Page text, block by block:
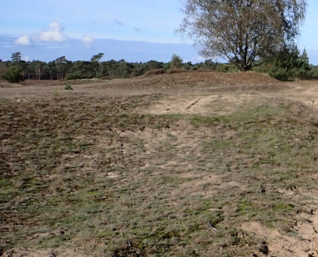
VERENIGING
STALPRAET
GESCHIEDENIS
LINKS